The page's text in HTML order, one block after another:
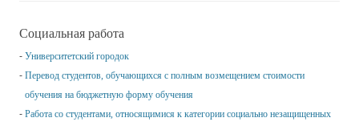
Социальная работа
Университетский городок
Перевод студентов, обучающихся с полным возмещением стоимости
обучения на бюджетную форму обучения
Работа со студентами, относящимися к категории социально незащищенных